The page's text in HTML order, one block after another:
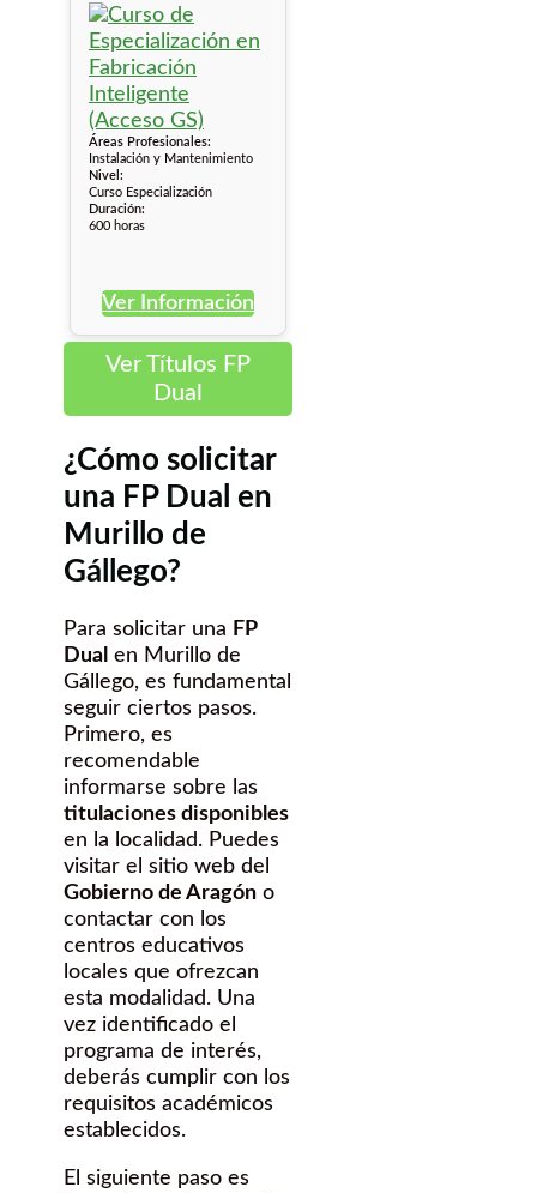
Áreas Profesionales:
Instalación y Mantenimiento
Nivel:
Curso Especialización
Duración:
600 horas
Ver Información
Ver Títulos FP
Dual
¿Cómo solicitar
una FP Dual en
Murillo de
Gállego?
Para solicitar una FP
Dual en Murillo de
Gállego, es fundamental
seguir ciertos pasos.
Primero, es
recomendable
informarse sobre las
titulaciones disponibles
en la localidad. Puedes
visitar el sitio web del
Gobierno de Aragón o
contactar con los
centros educativos
locales que ofrezcan
esta modalidad. Una
vez identificado el
programa de interés,
deberás cumplir con los
requisitos académicos
establecidos.
El siguiente paso es